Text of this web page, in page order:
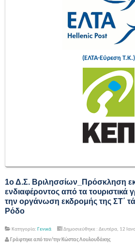
(ΕΛΤΑ-Εύρεση Τ.Κ.)
1ο Δ.Σ. Βριλησσίων_Πρόσκληση
ενδιαφέροντος από τα τουριστικά
την οργάνωση εκδρομής της ΣΤ΄
Ρόδο
Κατηγορία: Γενικά
Δημοσιεύθηκε : Δευτέρα, 12
Γράφτηκε από τον/την Κώστας Λουλουδάκης